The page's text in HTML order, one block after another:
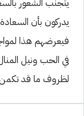
يتجنب الشعور
يدركون بأن
فيعرضهم هذا
في الحب ونيل
لظروف ما قد